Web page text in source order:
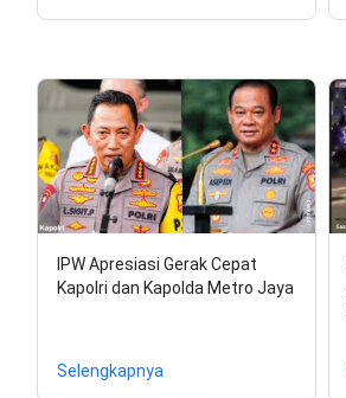
IPW Apresiasi Gerak Cepat
Kapolri dan Kapolda Metro Jaya
Selengkapnya